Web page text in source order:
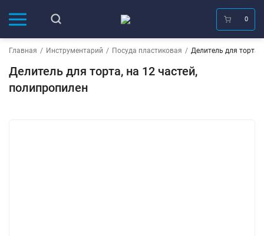
0
Главная / Инструментарий / Посуда пластиковая / Делитель для торта,
Делитель для торта, на 12 частей,
полипропилен